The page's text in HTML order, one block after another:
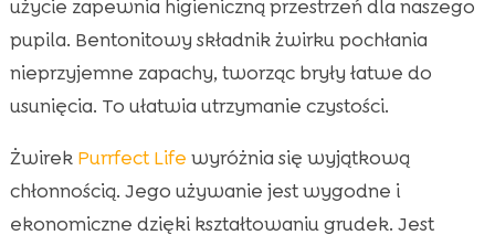
użycie zapewnia higieniczną przestrzeń dla naszego
pupila. Bentonitowy składnik żwirku pochłania
nieprzyjemne zapachy, tworząc bryły łatwe do
usunięcia. To ułatwia utrzymanie czystości.
Żwirek Purrfect Life wyróżnia się wyjątkową
chłonnością. Jego używanie jest wygodne i
ekonomiczne dzięki kształtowaniu grudek. Jest